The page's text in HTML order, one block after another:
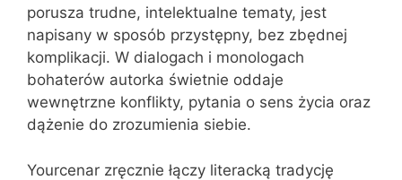
porusza trudne, intelektualne tematy, jest
napisany w sposób przystępny, bez zbędnej
komplikacji. W dialogach i monologach
bohaterów autorka świetnie oddaje
wewnętrzne konflikty, pytania o sens życia oraz
dążenie do zrozumienia siebie.
Yourcenar zręcznie łączy literacką tradycję